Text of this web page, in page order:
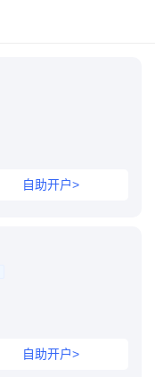
自助开户>
自助开户>